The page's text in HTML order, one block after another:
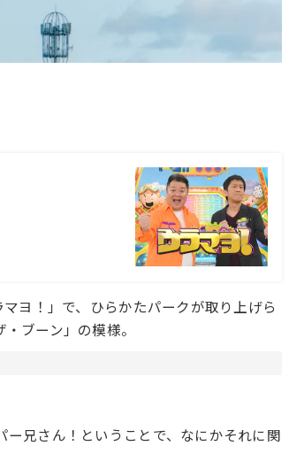
ヨ！」で、ひらかたパークが取り上げら
ブーン」の模様。
兄さん！ということで、なにかそれに関